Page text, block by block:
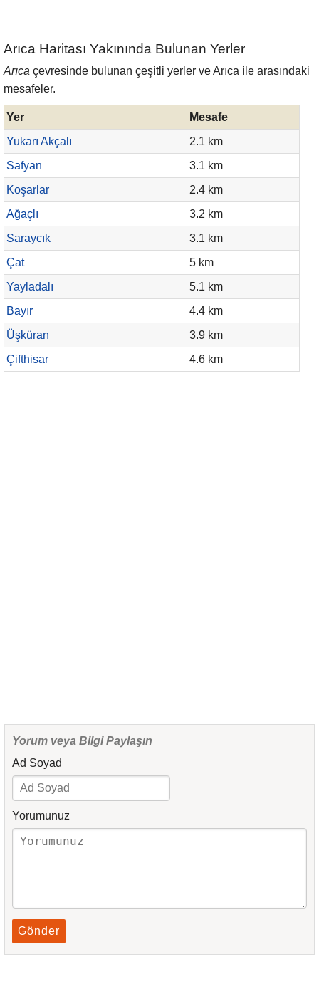
Arıca Haritası Yakınında Bulunan Yerler
Arıca çevresinde bulunan çeşitli yerler ve Arıca ile arasındaki
mesafeler.
Yer
Mesafe
Yukarı Akçalı
2.1 km
Safyan
3.1 km
Koşarlar
2.4 km
Ağaçlı
3.2 km
Saraycık
3.1 km
Çat
5 km
Yayladalı
5.1 km
Bayır
4.4 km
Üşküran
3.9 km
Çifthisar
4.6 km
Yorum veya Bilgi Paylaşın
Ad Soyad
Yorumunuz
Gönder